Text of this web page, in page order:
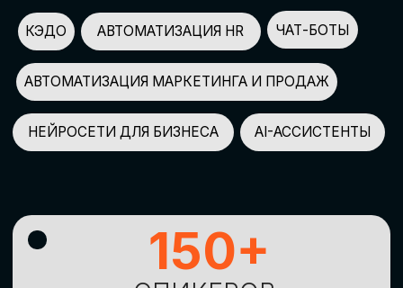
УЧАСТНИКОВ
2500+
GLOBAL TECH FORUM –
ИЗУЧЕНИЯНОВЫХ
ТЕХНОЛОГИЙИ
СТРАТЕГИЧЕСКИХ